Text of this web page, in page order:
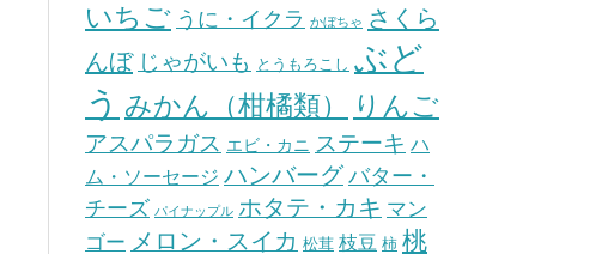
いちご うに・イクラ かぼちゃ さくら
んぼ じゃがいも とうもろこし ぶど
う みかん（柑橘類） りんご
アスパラガス エビ・カニ ステーキ ハ
ム・ソーセージ ハンバーグ バター・
チーズ パイナップル ホタテ・カキ マン
ゴー メロン・スイカ 松茸 枝豆 柿 桃